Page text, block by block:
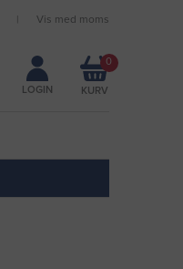
Forbliv logget ind
Vis med moms
LOGIN
0